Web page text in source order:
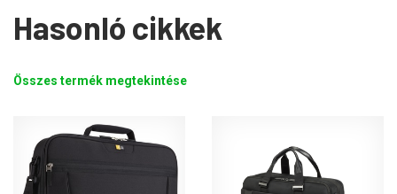
Hasonló cikkek
Összes termék megtekintése